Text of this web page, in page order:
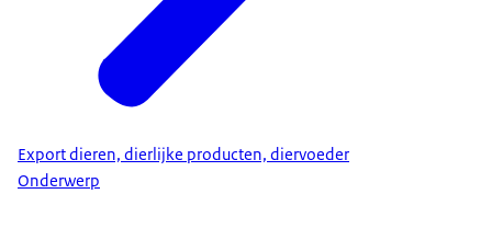
Export dieren, dierlijke producten, diervoeder
Onderwerp